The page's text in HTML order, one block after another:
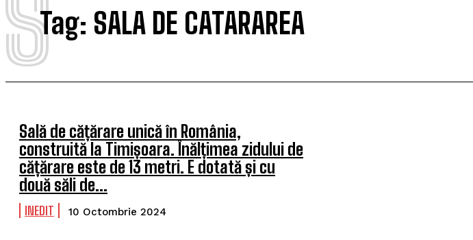
Tag: SALA DE CATARAREA
Sală de cățărare unică în România,
construită la Timișoara. Înălțimea zidului de
cățărare este de 13 metri. E dotată și cu
două săli de...
INEDIT 10 Octombrie 2024